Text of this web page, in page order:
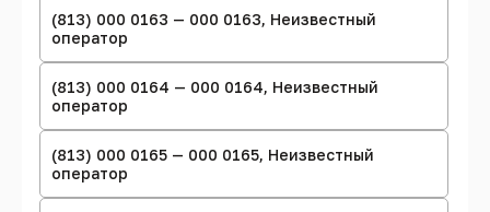
(813) 000 0163 — 000 0163, Неизвестный
оператор
(813) 000 0164 — 000 0164, Неизвестный
оператор
(813) 000 0165 — 000 0165, Неизвестный
оператор